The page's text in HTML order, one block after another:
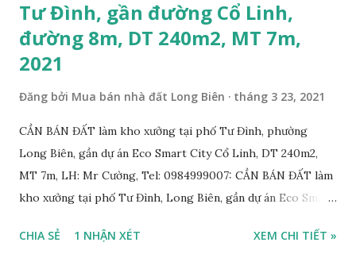
Tư Đình, gần đường Cổ Linh,
đường 8m, DT 240m2, MT 7m,
2021
Đăng bởi Mua bán nhà đất Long Biên tháng 3 23, 2021
CẦN BÁN ĐẤT làm kho xưởng tại phố Tư Đình, phường
Long Biên, gần dự án Eco Smart City Cổ Linh, DT 240m2,
MT 7m, LH: Mr Cường, Tel: 0984999007: CẦN BÁN ĐẤT làm
kho xưởng tại phố Tư Đình, Long Biên, gần dự án Eco Smart
nằm trên mặt ngõ thông, đường rộng 8m, 2 ô tô tránh nhau;
CHIA SẺ 1 NHẬN XÉT XEM CHI TIẾT »